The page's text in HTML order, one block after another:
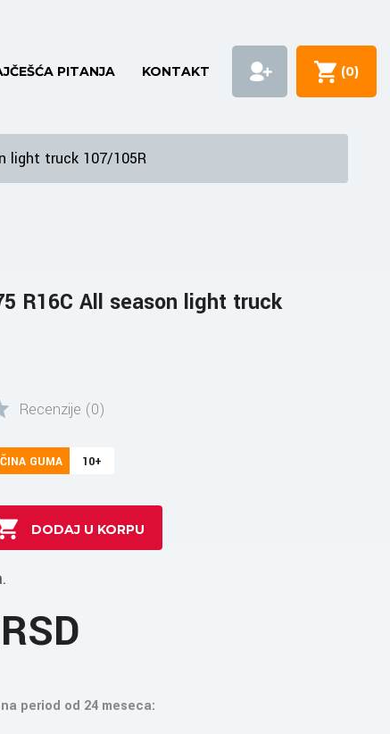
PITANJA KONTAKT (0)
light truck 107/105R
R16C All season light truck
Recenzije (0)
GUMA 10+
period od 24 meseca: